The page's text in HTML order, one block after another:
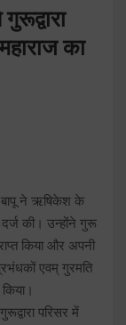
का
बापू ने ऋषिकेश के
दर्ज की। उन्होंने गुरू
किया और अपनी
एवम् गुरमति
परिसर में